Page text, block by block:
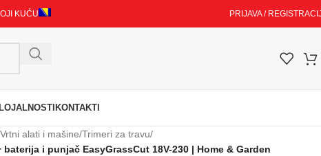
KUĆU PRIJAVA /
KONTAKTI
Vrtni alati i mašine/Trimeri za travu/
baterija i punjač EasyGrassCut 18V-230 | Home & Garden